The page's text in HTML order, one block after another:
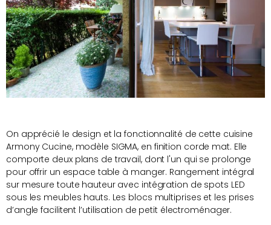
On apprécié le design et la fonctionnalité de cette cuisine
Armony Cucine, modèle SIGMA, en finition corde mat. Elle
comporte deux plans de travail, dont l'un qui se prolonge
pour offrir un espace table à manger. Rangement intégral
sur mesure toute hauteur avec intégration de spots LED
sous les meubles hauts. Les blocs multiprises et les prises
d’angle facilitent l’utilisation de petit électroménager.